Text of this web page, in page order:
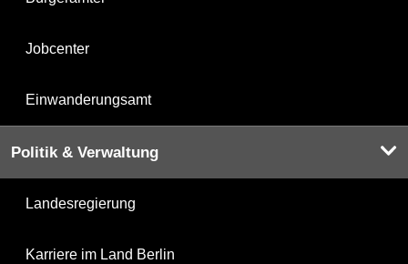
Jobcenter
Einwanderungsamt
Politik & Verwaltung
Landesregierung
Karriere im Land Berlin